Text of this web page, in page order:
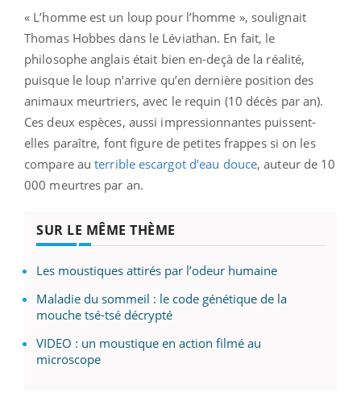
« L’homme est un loup pour l’homme », soulignait
Thomas Hobbes dans le Léviathan. En fait, le
philosophe anglais était bien en-deçà de la réalité,
puisque le loup n’arrive qu’en dernière position des
animaux meurtriers, avec le requin (10 décès par an).
Ces deux espèces, aussi impressionnantes puissent-
elles paraître, font figure de petites frappes si on les
compare au terrible escargot d’eau douce, auteur de 10
000 meurtres par an.
SUR LE MÊME THÈME
Les moustiques attirés par l’odeur humaine
Maladie du sommeil : le code génétique de la
mouche tsé-tsé décrypté
VIDEO : un moustique en action filmé au
microscope